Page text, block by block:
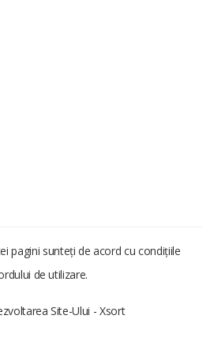
pagini sunteți de acord cu condițiile
de utilizare.
Site-Ului - Xsort